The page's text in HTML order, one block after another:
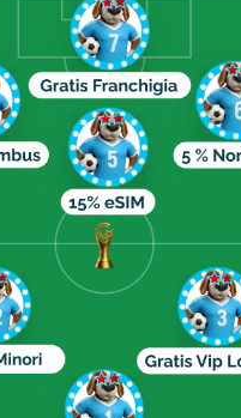
un itinerario nella
Tappa obbligata è il
Tahrir, e il vicino
a cinque minuti a
Cittadella, con la
la Moschea di Al-
università al
Importanti anche il
(forse la